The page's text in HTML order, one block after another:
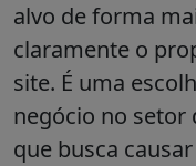
alvo de forma
claramente o
site. É uma
negócio no setor
que busca